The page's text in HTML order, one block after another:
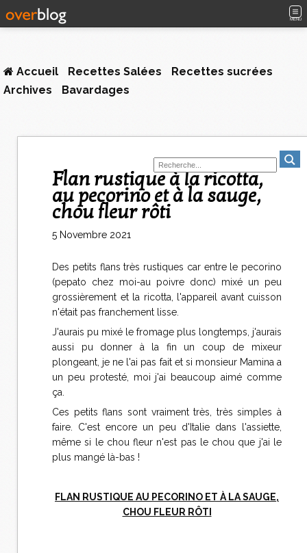
MENU
Accueil Recettes Salées
Recettes sucrées
Archives
Bavardages
Flan rustique à la ricotta,
au pecorino et à la sauge,
chou fleur rôti
5 Novembre 2021
Des petits flans très rustiques car entre le pecorino
(pepato chez moi-au poivre donc) mixé un peu
grossièrement et la ricotta, l'appareil avant cuisson
n'était pas franchement lisse.
J'aurais pu mixé le fromage plus longtemps, j'aurais
aussi pu donner à la fin un coup de mixeur
plongeant, je ne l'ai pas fait et si monsieur Mamina a
un peu protesté, moi j'ai beaucoup aimé comme
ça.
Ces petits flans sont vraiment très, très simples à
faire. C'est encore un peu d'Italie dans l'assiette,
même si le chou fleur n'est pas le chou que j'ai le
plus mangé là-bas !
FLAN RUSTIQUE AU PECORINO ET À LA SAUGE,
CHOU FLEUR RÔTI